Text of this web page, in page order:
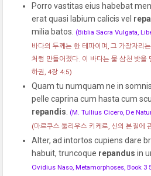
Porro vastitas eius habebat
erat quasi labium calicis vel
milia batos. (Biblia Sacra Vulgata,
바다의 두께는 한 테파이며, 그 가장자리
처럼 만들어졌다. 이 바다는 물 삼천 밧을
하권, 4장 4:5)
Quam tu numquam ne in
pelle caprina cum hasta cum
repandis (M. Tullius Cicero, De
(마르쿠스 툴리우스 키케로, 신의 본질에
Alter, ad intortos cupiens dare
habuit, truncoque repandus in
Ovidius Naso, Metamorphoses, Book 3